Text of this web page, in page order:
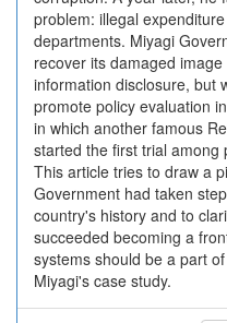
problem: illegal
departments. Miyagi
recover its damaged
information disclosure, but
promote policy evaluation
in which another famous
started the first trial among
This article tries to draw a
Government had taken
country's history and to
succeeded becoming a
systems should be a part
Miyagi's case study.